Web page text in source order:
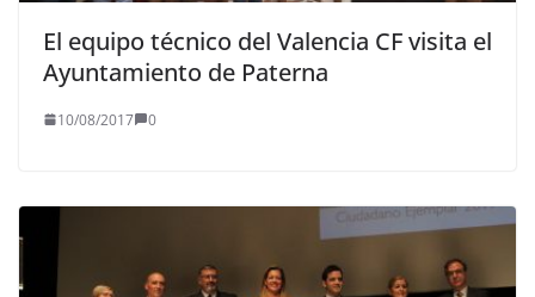
El equipo técnico del Valencia CF visita el
Ayuntamiento de Paterna
10/08/2017 0